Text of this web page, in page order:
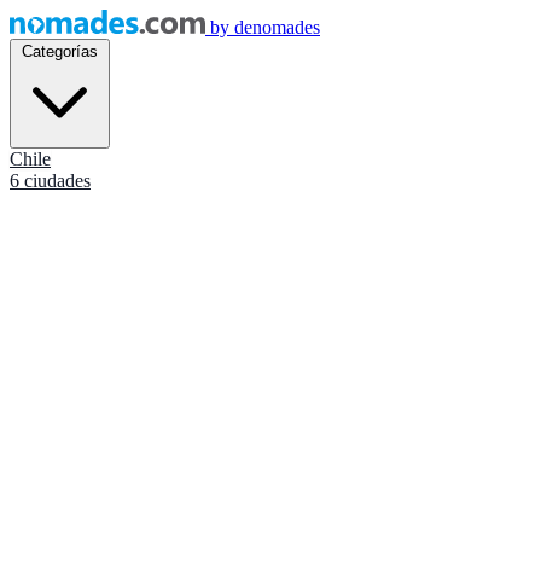
by denomades
Chile
6 ciudades